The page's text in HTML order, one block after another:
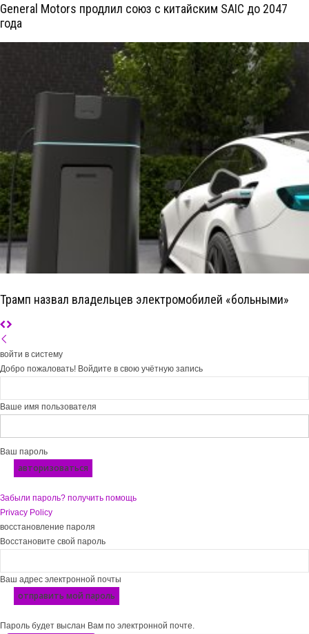
General Motors продлил союз с китайским SAIC до 2047
года
Трамп назвал владельцев электромобилей «больными»
войти в систему
Добро пожаловать! Войдите в свою учётную запись
Ваше имя пользователя
Ваш пароль
Забыли пароль? получить помощь
Privacy Policy
восстановление пароля
Восстановите свой пароль
Ваш адрес электронной почты
Пароль будет выслан Вам по электронной почте.